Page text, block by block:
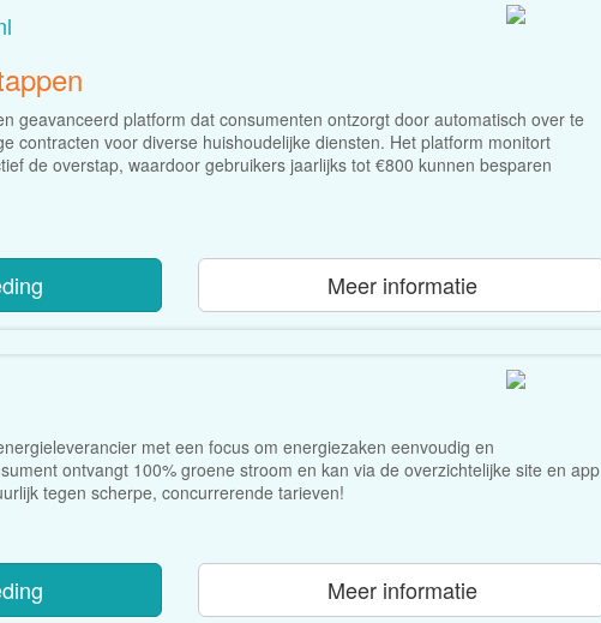
geavanceerd platform dat consumenten ontzorgt door automatisch over te
contracten voor diverse huishoudelijke diensten. Het platform monitort
de overstap, waardoor gebruikers jaarlijks tot €800 kunnen besparen
Meer informatie
met een focus om energiezaken eenvoudig en
ontvangt 100% groene stroom en kan via de overzichtelijke site en app
tegen scherpe, concurrerende tarieven!
Meer informatie